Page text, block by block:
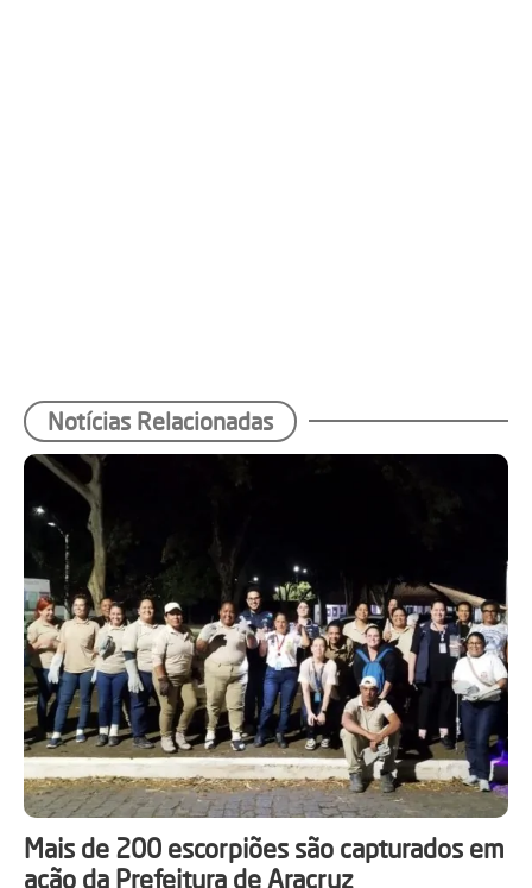
Notícias Relacionadas
Mais de 200 escorpiões são capturados em
ação da Prefeitura de Aracruz